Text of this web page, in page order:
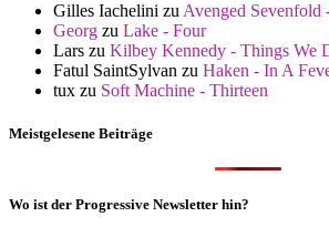
Gilles Iachelini zu Avenged Sevenfold
Georg zu Lake - Four
Lars zu Kilbey Kennedy - Things We
Fatul SaintSylvan zu Haken - In A
tux zu Soft Machine - Thirteen
Meistgelesene Beiträge
Wo ist der Progressive Newsletter hin?